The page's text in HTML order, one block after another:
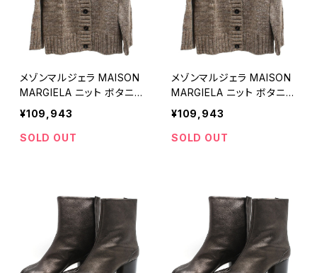
メゾンマルジェラ MAISON
MARGIELA ニット ボタニカ
ルカーディガン XSサイズSI
0GP0004S17802741M-
XS レディース
¥109,943
SOLD OUT
メゾンマルジェラ MAISON
MARGIELA ニット ボタニカ
ルカーディガン SサイズSI0
GP0004S17802741M-S
レディース
¥109,943
SOLD OUT